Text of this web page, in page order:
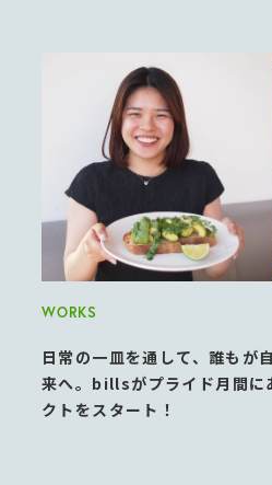
WORKS
日常の一皿を通して、誰もが
来へ。billsがプライド月間に
クトをスタート！